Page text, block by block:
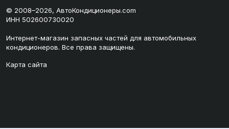
© 2008–2026, АвтоКондиционеры.com
ИНН 502600730020
Интернет-магазин запасных частей для автомобильных
кондиционеров. Все права защищены.
Карта сайта